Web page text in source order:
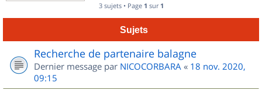
3 sujets • Page 1 sur 1
Sujets
Recherche de partenaire balagne
Dernier message par NICOCORBARA « 18 nov. 2020,
09:15